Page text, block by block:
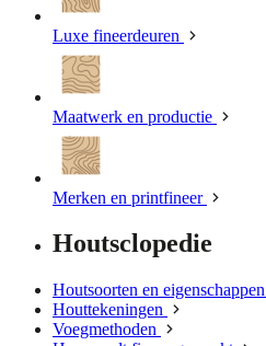
Luxe fineerdeuren
Maatwerk en productie
Merken en printfineer
Houtsclopedie
Houtsoorten en eigenschappen
Houttekeningen
Voegmethoden